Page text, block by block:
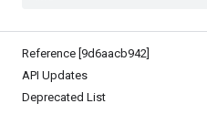
Reference [9d6aacb942]
API Updates
Deprecated List